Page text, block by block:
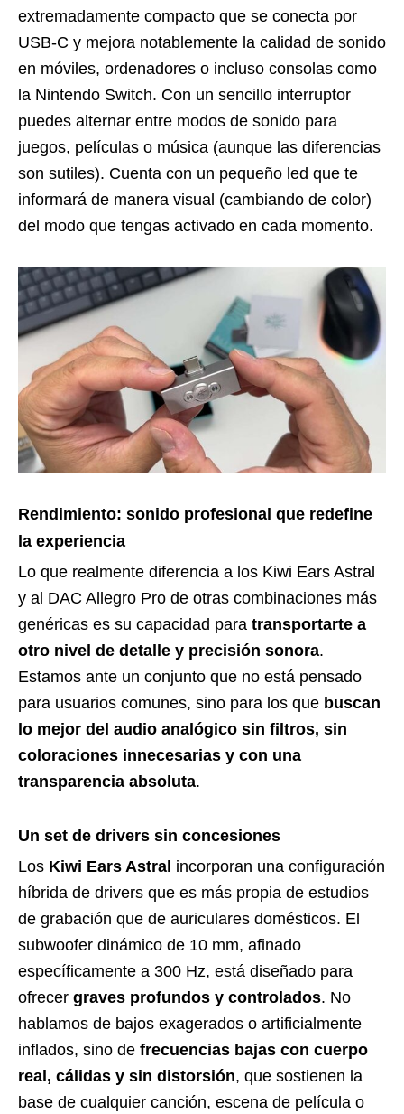
extremadamente compacto que se conecta por
USB-C y mejora notablemente la calidad de sonido
en móviles, ordenadores o incluso consolas como
la Nintendo Switch. Con un sencillo interruptor
puedes alternar entre modos de sonido para
juegos, películas o música (aunque las diferencias
son sutiles). Cuenta con un pequeño led que te
informará de manera visual (cambiando de color)
del modo que tengas activado en cada momento.
Rendimiento: sonido profesional que redefine
la experiencia
Lo que realmente diferencia a los Kiwi Ears Astral
y al DAC Allegro Pro de otras combinaciones más
genéricas es su capacidad para transportarte a
otro nivel de detalle y precisión sonora.
Estamos ante un conjunto que no está pensado
para usuarios comunes, sino para los que buscan
lo mejor del audio analógico sin filtros, sin
coloraciones innecesarias y con una
transparencia absoluta.
Un set de drivers sin concesiones
Los Kiwi Ears Astral incorporan una configuración
híbrida de drivers que es más propia de estudios
de grabación que de auriculares domésticos. El
subwoofer dinámico de 10 mm, afinado
específicamente a 300 Hz, está diseñado para
ofrecer graves profundos y controlados. No
hablamos de bajos exagerados o artificialmente
inflados, sino de frecuencias bajas con cuerpo
real, cálidas y sin distorsión, que sostienen la
base de cualquier canción, escena de película o